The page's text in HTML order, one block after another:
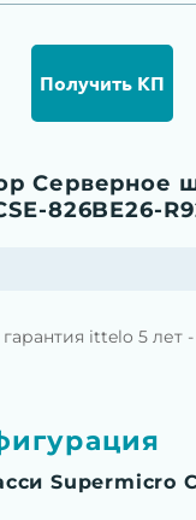
Получить КП
Серверное
826BE26-
ittelo 5 лет
Supermicro